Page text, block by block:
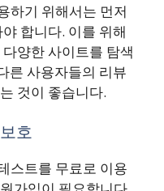
하기 위해서는 먼저
합니다. 이를 위해
양한 사이트를 탐색
른 사용자들의 리뷰
것이 좋습니다.
호
스트를 무료로 이용